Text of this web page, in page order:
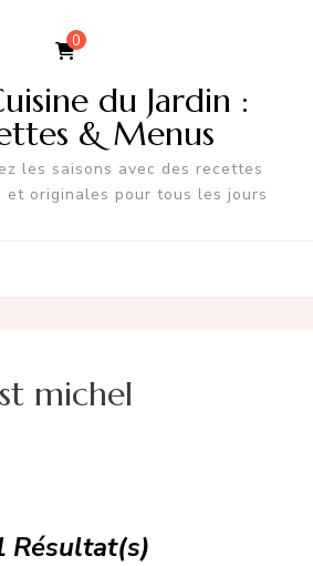
0
du Jardin :
& Menus
les saisons avec des recettes
et originales pour tous les jours
st michel
Résultat(s)